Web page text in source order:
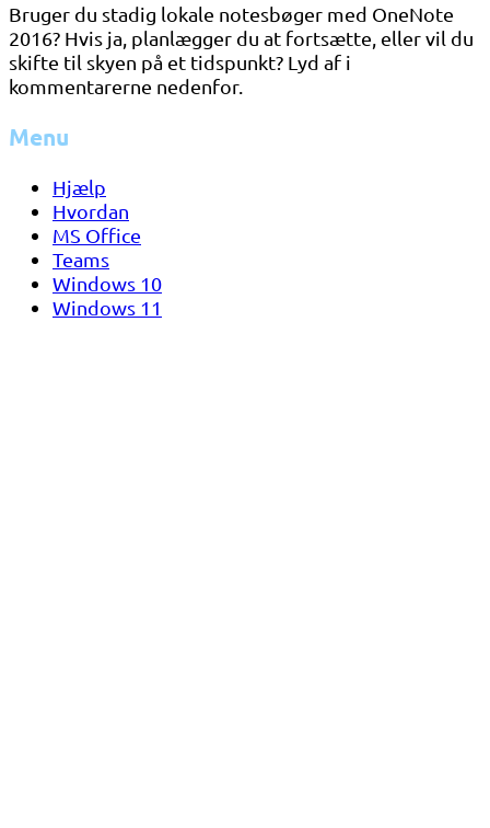
Bruger du stadig lokale notesbøger med OneNote
2016? Hvis ja, planlægger du at fortsætte, eller vil du
skifte til skyen på et tidspunkt? Lyd af i
kommentarerne nedenfor.
Menu
Hjælp
Hvordan
MS Office
Teams
Windows 10
Windows 11